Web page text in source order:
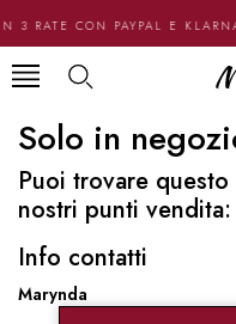
3 RATE CON PAYPAL E
Solo in
Puoi trovare
nostri punti vendita:
Info contatti
Marynda